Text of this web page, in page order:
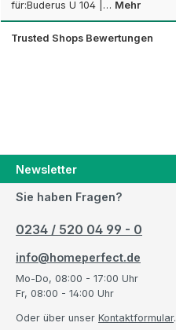
für:Buderus U 104 |… Mehr
Trusted Shops Bewertungen
Newsletter
Sie haben Fragen?
0234 / 520 04 99 - 0
info@homeperfect.de
Mo-Do, 08:00 - 17:00 Uhr
Fr, 08:00 - 14:00 Uhr
Oder über unser Kontaktformular.